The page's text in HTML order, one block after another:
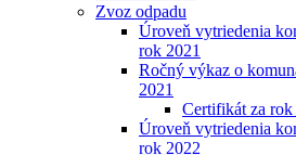
Zvoz odpadu
Úroveň vytriedenia
rok 2021
Ročný výkaz o
2021
Certifikát za rok
Úroveň vytriedenia
rok 2022